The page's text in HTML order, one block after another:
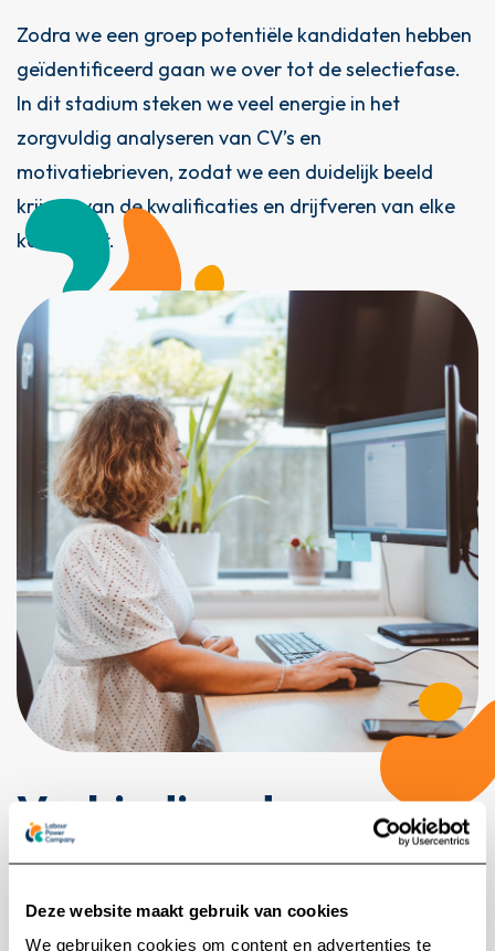
Deze website maakt gebruik van cookies
We gebruiken cookies om content en advertenties te
Zodra we een groep potentiële kandidaten hebben
geïdentificeerd gaan we over tot de selectiefase.
In dit stadium steken we veel energie in het
zorgvuldig analyseren van CV’s en
motivatiebrieven, zodat we een duidelijk beeld
krijgen van de kwalificaties en drijfveren van elke
kandidaat.
Verbinding door
betrokkenheid
Een goed beeld van een kandidaat komt echter